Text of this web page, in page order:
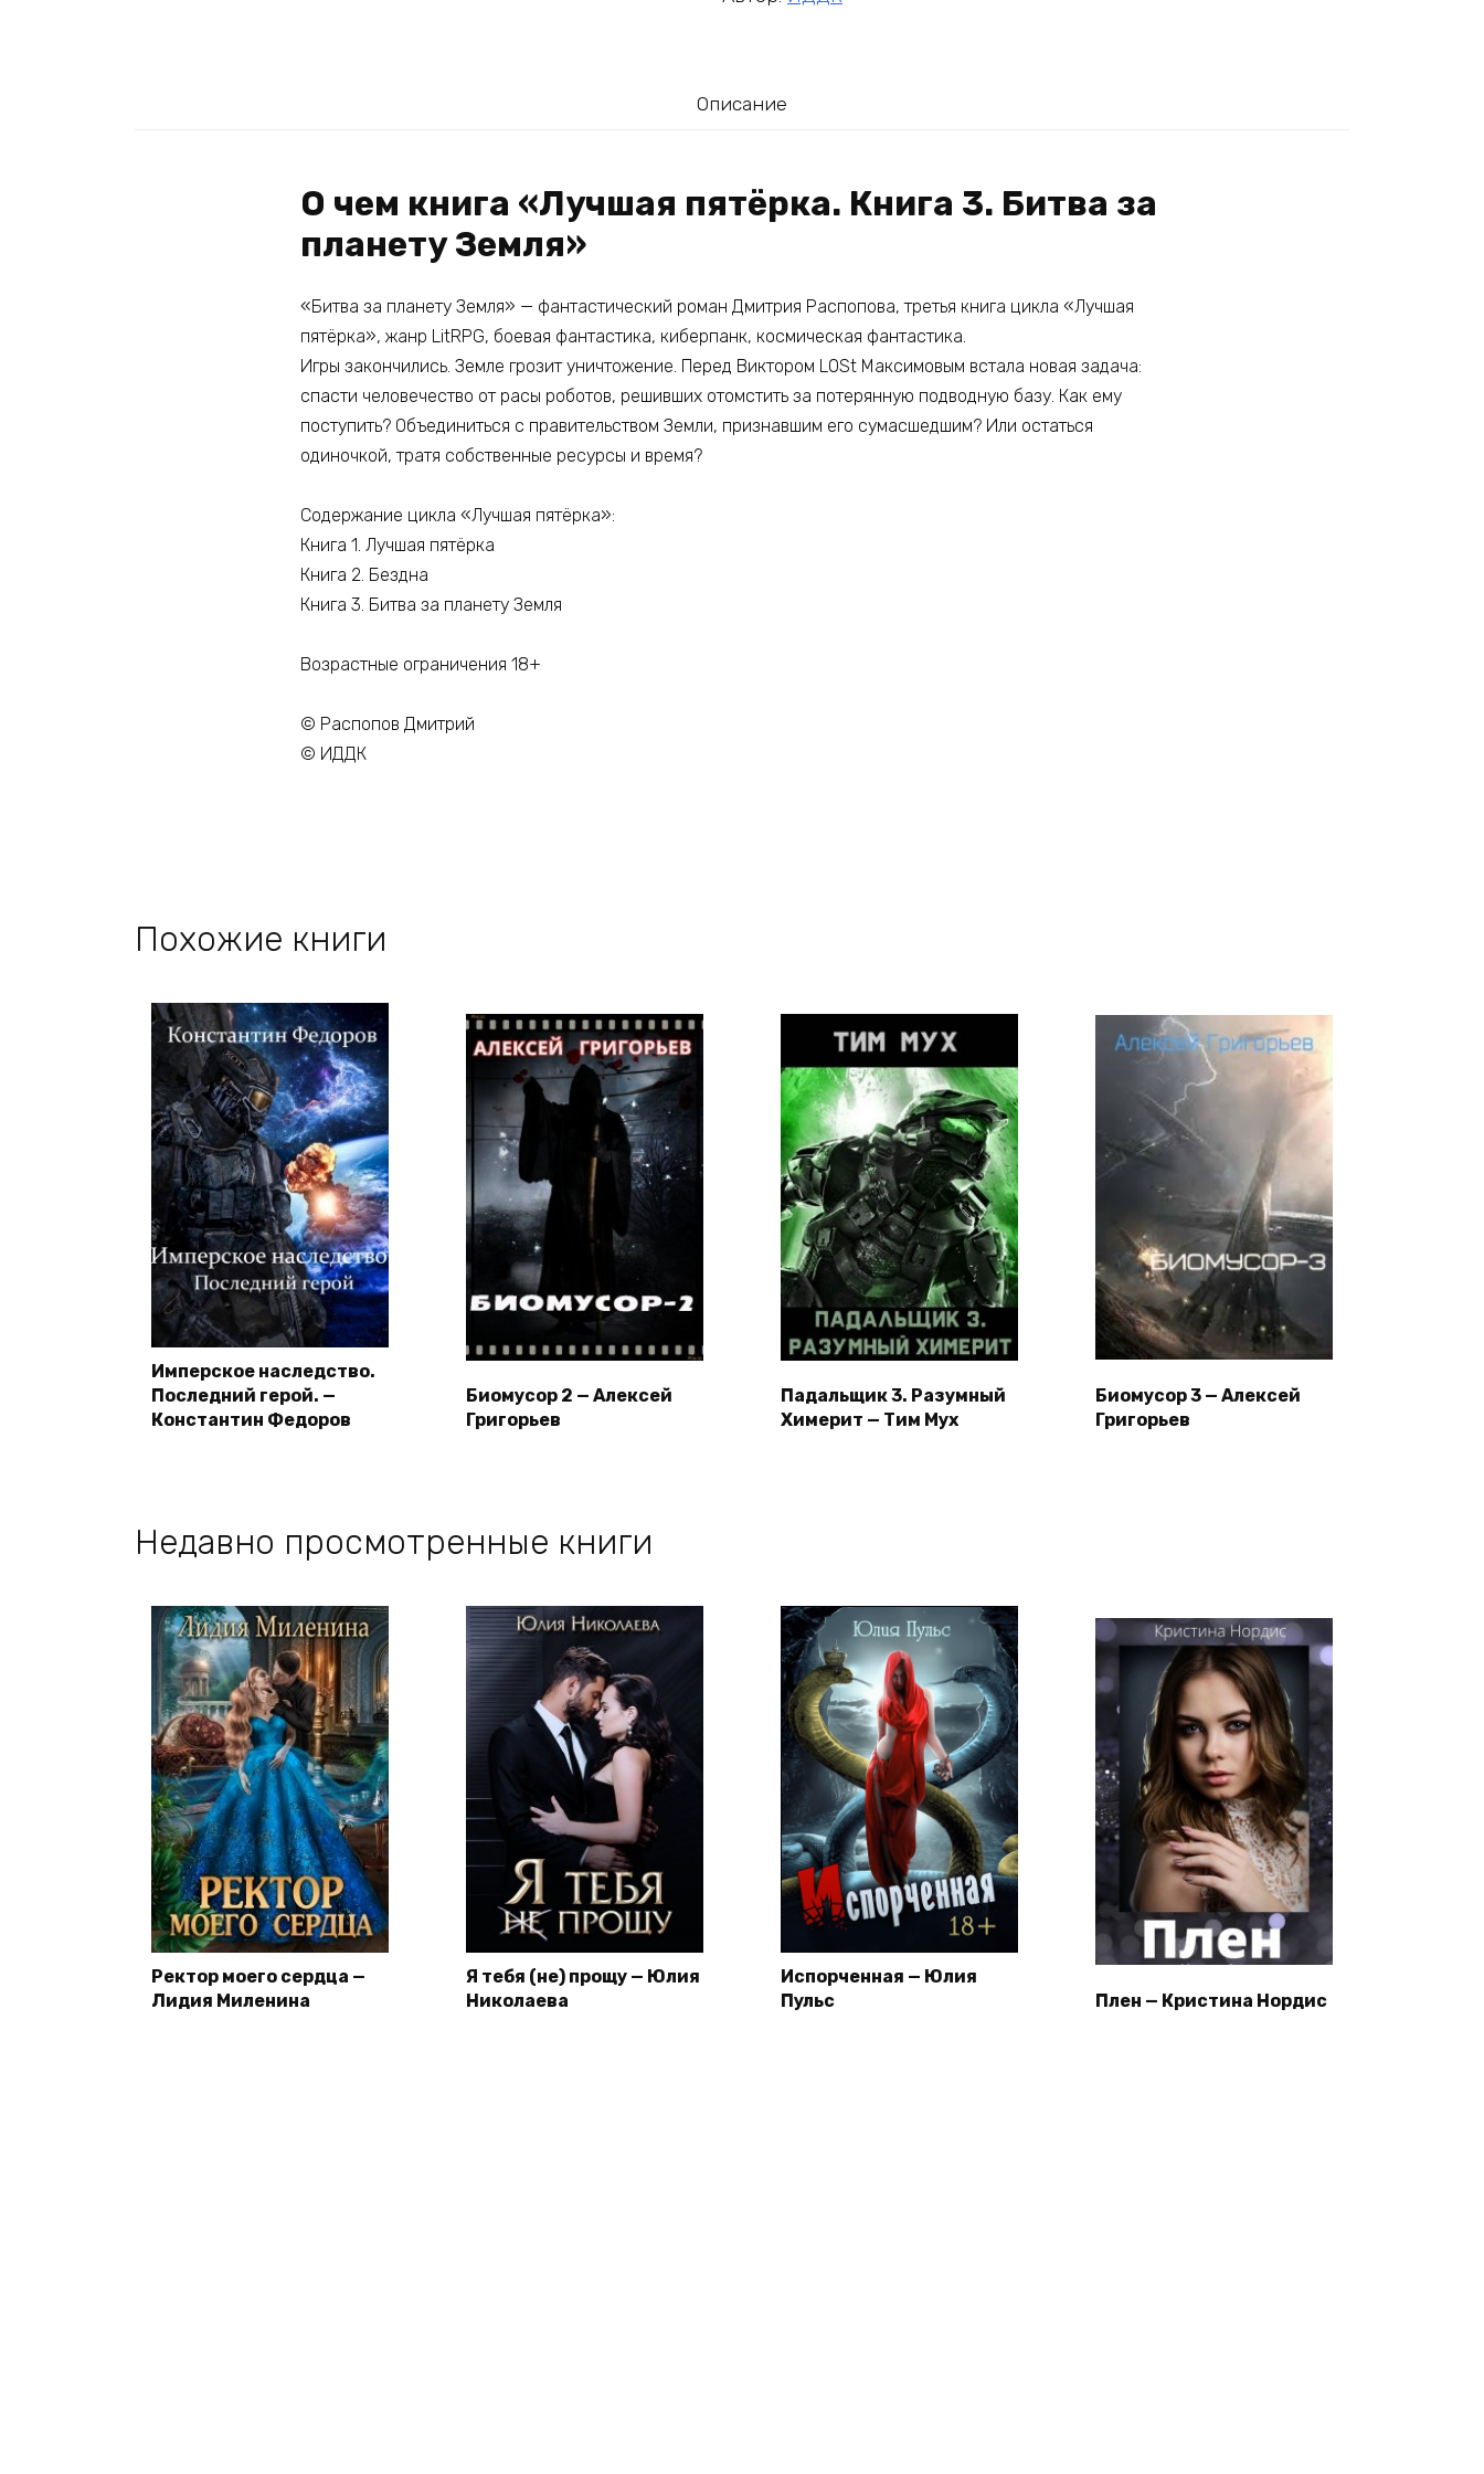
Описание
О чем книга «Лучшая пятёрка. Книга 3. Битва за
планету Земля»
«Битва за планету Земля» — фантастический роман Дмитрия Распопова, третья книга цикла «Лучшая
пятёрка», жанр LitRPG, боевая фантастика, киберпанк, космическая фантастика.
Игры закончились. Земле грозит уничтожение. Перед Виктором L0St Максимовым встала новая задача:
спасти человечество от расы роботов, решивших отомстить за потерянную подводную базу. Как ему
поступить? Объединиться с правительством Земли, признавшим его сумасшедшим? Или остаться
одиночкой, тратя собственные ресурсы и время?
Содержание цикла «Лучшая пятёрка»:
Книга 1. Лучшая пятёрка
Книга 2. Бездна
Книга 3. Битва за планету Земля
Возрастные ограничения 18+
© Распопов Дмитрий
© ИДДК
Похожие книги
Имперское наследство.
Последний герой. —
Константин Федоров
Биомусор 2 — Алексей
Григорьев
Падальщик 3. Разумный
Химерит — Тим Мух
Биомусор 3 — Алексей
Григорьев
Недавно просмотренные книги
Ректор моего сердца —
Лидия Миленина
Я тебя (не) прощу — Юлия
Николаева
Испорченная — Юлия
Пульс
Плен — Кристина Нордис